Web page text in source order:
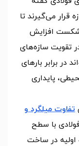
می‌گیرند تا
شکست افزایش
تقویت سازه‌های
در برابر بارهای
پایداری
تفاوت میلگرد و
با سطح
اولیه در ساخت